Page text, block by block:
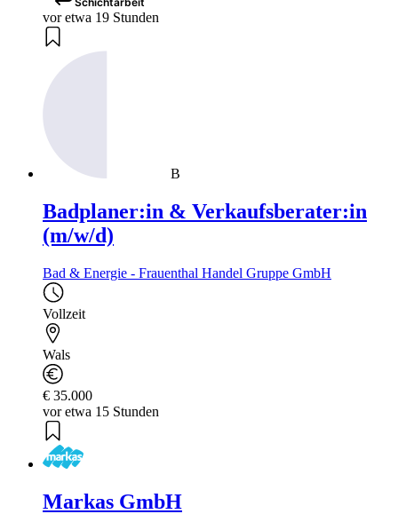
vor etwa 19 Stunden
B
Badplaner:in & Verkaufsberater:in
(m/w/d)
Bad & Energie - Frauenthal Handel Gruppe GmbH
Vollzeit
Wals
€ 35.000
vor etwa 15 Stunden
Markas GmbH